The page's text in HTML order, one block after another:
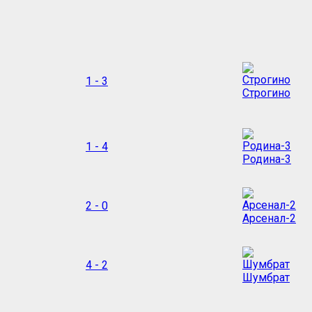
1 - 3
Строгино
1 - 4
Родина-3
2 - 0
Арсенал-2
4 - 2
Шумбрат